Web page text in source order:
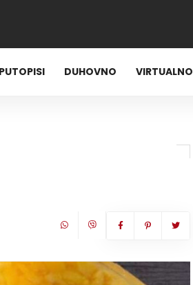
PUTOPISI DUHOVNO VIRTUALNO